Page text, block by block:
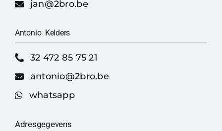
jan@2bro.be
Antonio Kelders
32 472 85 75 21
antonio@2bro.be
whatsapp
Adresgegevens